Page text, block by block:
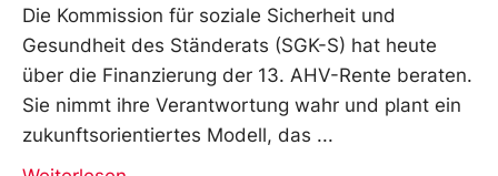
Die Kommission für soziale Sicherheit und
Gesundheit des Ständerats (SGK-S) hat heute
über die Finanzierung der 13. AHV-Rente beraten.
Sie nimmt ihre Verantwortung wahr und plant ein
zukunftsorientiertes Modell, das